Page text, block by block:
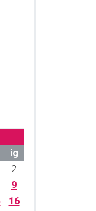
ig
2
9
16